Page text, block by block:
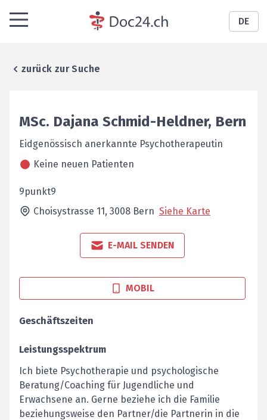
DE
zurück zur Suche
MSc. Dajana Schmid-Heldner, Bern
Eidgenössisch anerkannte Psychotherapeutin
Keine neuen Patienten
9punkt9
Choisystrasse 11, 3008 Bern Siehe Karte
E-MAIL SENDEN
MOBIL
Geschäftszeiten
Leistungsspektrum
Ich biete Psychotherapie und psychologische
Beratung/Coaching für Jugendliche und
Erwachsene an. Gerne beziehe ich die Familie
beziehungsweise den Partner/die Partnerin in die